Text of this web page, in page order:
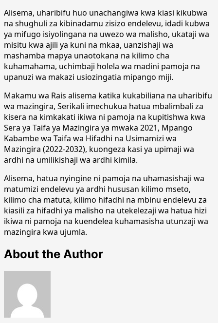
Alisema, uharibifu huo unachangiwa kwa kiasi kikubwa
na shughuli za kibinadamu zisizo endelevu, idadi kubwa
ya mifugo isiyolingana na uwezo wa malisho, ukataji wa
misitu kwa ajili ya kuni na mkaa, uanzishaji wa
mashamba mapya unaotokana na kilimo cha
kuhamahama, uchimbaji holela wa madini pamoja na
upanuzi wa makazi usiozingatia mipango miji.
Makamu wa Rais alisema katika kukabiliana na uharibifu
wa mazingira, Serikali imechukua hatua mbalimbali za
kisera na kimkakati ikiwa ni pamoja na kupitishwa kwa
Sera ya Taifa ya Mazingira ya mwaka 2021, Mpango
Kabambe wa Taifa wa Hifadhi na Usimamizi wa
Mazingira (2022-2032), kuongeza kasi ya upimaji wa
ardhi na umilikishaji wa ardhi kimila.
Alisema, hatua nyingine ni pamoja na uhamasishaji wa
matumizi endelevu ya ardhi hususan kilimo mseto,
kilimo cha matuta, kilimo hifadhi na mbinu endelevu za
kiasili za hifadhi ya malisho na utekelezaji wa hatua hizi
ikiwa ni pamoja na kuendelea kuhamasisha utunzaji wa
mazingira kwa ujumla.
About the Author